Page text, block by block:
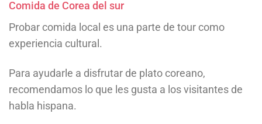
Comida de Corea del sur
Probar comida local es una parte de tour como
experiencia cultural.
Para ayudarle a disfrutar de plato coreano,
recomendamos lo que les gusta a los visitantes de
habla hispana.